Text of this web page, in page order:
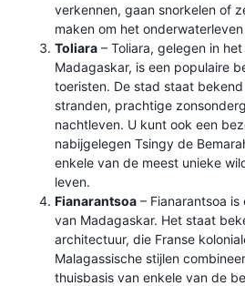
verkennen, gaan snorkelen of
maken om het
Toliara – Toliara, gelegen in
Madagaskar, is een populaire
toeristen. De stad staat
stranden, prachtige
nachtleven. U kunt ook een
nabijgelegen Tsingy de
enkele van de meest unieke
leven.
Fianarantsoa – Fianarantsoa
van Madagaskar. Het staat
architectuur, die Franse
Malagassische stijlen
thuisbasis van enkele van de